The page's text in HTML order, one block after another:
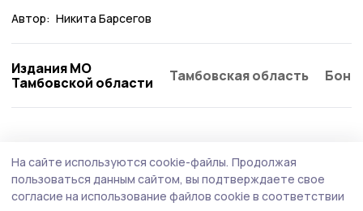
Автор: Никита Барсегов
Издания МО
Тамбовской области
Тамбовская область
На сайте используются cookie-файлы. Продолжая
пользоваться данным сайтом, вы подтверждаете свое
согласие на использование файлов cookie в соответствии